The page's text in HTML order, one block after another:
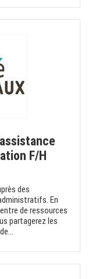
F/H
des
En
de ressources
partagerez les